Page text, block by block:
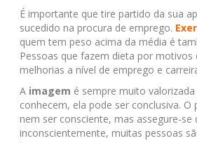
É importante que tire partido da sua
sucedido na procura de emprego.
quem tem peso acima da média é
Pessoas que fazem dieta por motivos
melhorias a nível de emprego e
A imagem é sempre muito
conhecem, ela pode ser conclusiva.
nem ser consciente, mas assegure-se
inconscientemente, muitas pessoas